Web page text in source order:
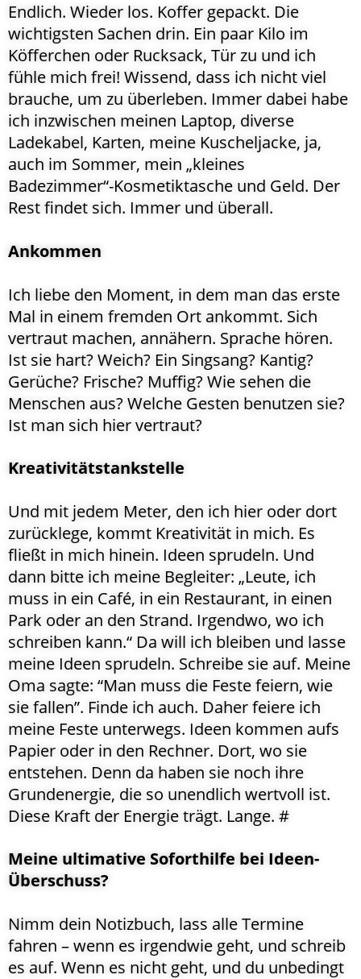
Endlich. Wieder los. Koffer gepackt. Die
wichtigsten Sachen drin. Ein paar Kilo im
Köfferchen oder Rucksack, Tür zu und ich
fühle mich frei! Wissend, dass ich nicht viel
brauche, um zu überleben. Immer dabei habe
ich inzwischen meinen Laptop, diverse
Ladekabel, Karten, meine Kuscheljacke, ja,
auch im Sommer, mein „kleines
Badezimmer“-Kosmetiktasche und Geld. Der
Rest findet sich. Immer und überall.
Ankommen
Ich liebe den Moment, in dem man das erste
Mal in einem fremden Ort ankommt. Sich
vertraut machen, annähern. Sprache hören.
Ist sie hart? Weich? Ein Singsang? Kantig?
Gerüche? Frische? Muffig? Wie sehen die
Menschen aus? Welche Gesten benutzen sie?
Ist man sich hier vertraut?
Kreativitätstankstelle
Und mit jedem Meter, den ich hier oder dort
zurücklege, kommt Kreativität in mich. Es
fließt in mich hinein. Ideen sprudeln. Und
dann bitte ich meine Begleiter: „Leute, ich
muss in ein Café, in ein Restaurant, in einen
Park oder an den Strand. Irgendwo, wo ich
schreiben kann.“ Da will ich bleiben und lasse
meine Ideen sprudeln. Schreibe sie auf. Meine
Oma sagte: “Man muss die Feste feiern, wie
sie fallen”. Finde ich auch. Daher feiere ich
meine Feste unterwegs. Ideen kommen aufs
Papier oder in den Rechner. Dort, wo sie
entstehen. Denn da haben sie noch ihre
Grundenergie, die so unendlich wertvoll ist.
Diese Kraft der Energie trägt. Lange. #
Meine ultimative Soforthilfe bei Ideen-
Überschuss?
Nimm dein Notizbuch, lass alle Termine
fahren – wenn es irgendwie geht, und schreib
es auf. Wenn es nicht geht, und du unbedingt